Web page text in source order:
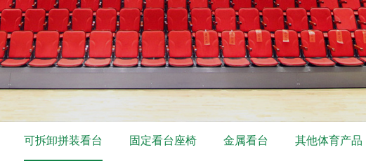
可拆卸拼装看台 固定看台座椅 金属看台 其他体育产品